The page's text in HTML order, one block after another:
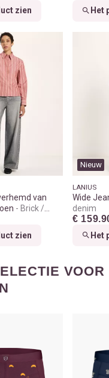
zien Het
van
Brick /
zien
Nieuw
LANIUS
Wide
denim
€
Het
VOOR